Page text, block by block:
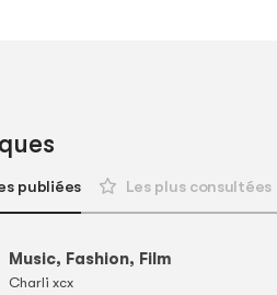
publiées Les plus consultées
Music, Fashion, Film
Charli xcx